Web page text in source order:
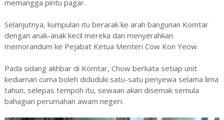
memangga pintu pagar.
Selanjutnya, kumpulan itu berarak ke arah bangunan Komtar
dengan anak-anak kecil mereka dan menyerahkan
memorandum ke Pejabat Ketua Menteri Cow Kon Yeow.
Pada sidang akhbar di Komtar, Chow berkata setiap unit
kediaman cuma boleh diduduki satu-satu penyewa selama lima
tahun, selepas tempoh itu, sewaan akan disemak semula
bahagian perumahan awam negeri.